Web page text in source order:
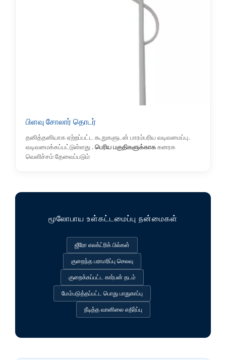
பிளவு சோலார் தொடர்
தனித்தனியாக ஏற்றப்பட்ட கூறுகளுடன் பாரம்பரிய வடிவமைப்பு.
வடிவமைக்கப்பட்டுள்ளது .பெரிய பகுதிகளுக்காககனரக
வெளிச்சம் தேவைப்படும்
மூலோபாய உள்கட்டமைப்பு நன்மைகள்
ஜீரோ எலக்ட்ரிக் பில்கள்
குறைந்த பராமரிப்பு செலவு
குறைக்கப்பட்ட கார்பன் தடம்
மேம்படுத்தப்பட்ட பொது பாதுகாப்பு
நீடித்த வானிலை எதிர்ப்பு